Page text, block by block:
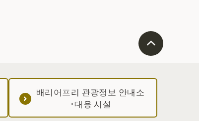
배리어프리 관광정보 안내소
·대응 시설